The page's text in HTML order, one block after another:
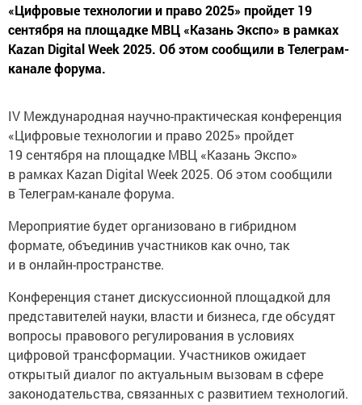
«Цифровые технологии и право 2025» пройдет 19
сентября на площадке МВЦ «Казань Экспо» в рамках
Kazan Digital Week 2025. Об этом сообщили в Телеграм-
канале форума.
IV Международная научно-практическая конференция
«Цифровые технологии и право 2025» пройдет
19 сентября на площадке МВЦ «Казань Экспо»
в рамках Kazan Digital Week 2025. Об этом сообщили
в Телеграм-канале форума.
Мероприятие будет организовано в гибридном
формате, объединив участников как очно, так
и в онлайн-пространстве.
Конференция станет дискуссионной площадкой для
представителей науки, власти и бизнеса, где обсудят
вопросы правового регулирования в условиях
цифровой трансформации. Участников ожидает
открытый диалог по актуальным вызовам в сфере
законодательства, связанных с развитием технологий.